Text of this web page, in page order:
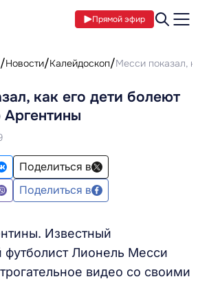
Прямой эфир
Новости Калейдоскоп Месси показал,
как его дети болеют
Поделиться в
Поделиться в
Известный
футболист Лионель Месси
видео со своими